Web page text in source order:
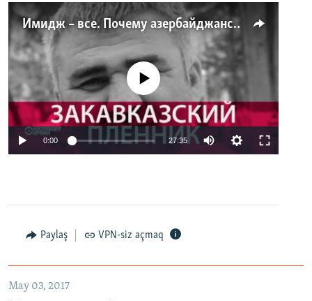
Имидж – все. Почему азербайджанские правозащитники и независимые журналисты попадают в тюрьму
No media source currently available
0:00 27:35
Paylaş VPN-siz açmaq
May 03, 2017